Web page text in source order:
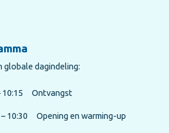
globale dagindeling:
10:15 Ontvangst
– 10:30 Opening en warming-up